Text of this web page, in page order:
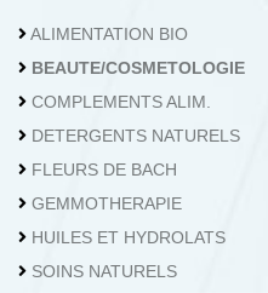
04.362.73.62
ALIMENTATION BIO
BEAUTE/COSMETOLOGIE
COMPLEMENTS ALIM.
DETERGENTS NATURELS
FLEURS DE BACH
GEMMOTHERAPIE
HUILES ET HYDROLATS
SOINS NATURELS